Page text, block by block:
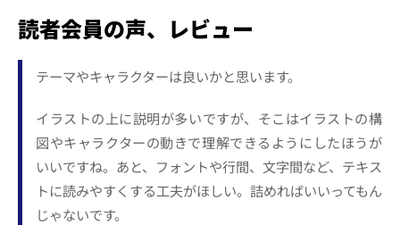
読者会員の声、レビュー
テーマやキャラクターは良いかと思います。
イラストの上に説明が多いですが、そこはイラストの構
図やキャラクターの動きで理解できるようにしたほうが
いいですね。あと、フォントや行間、文字間など、テキス
トに読みやすくする工夫がほしい。詰めればいいってもん
じゃないです。